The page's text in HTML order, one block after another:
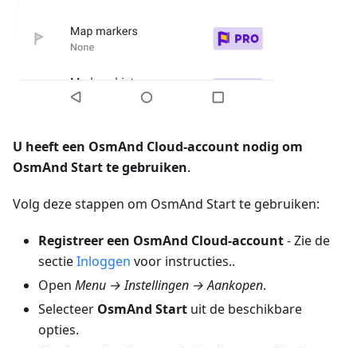
U heeft een OsmAnd Cloud-account nodig om
OsmAnd Start te gebruiken.
Volg deze stappen om OsmAnd Start te gebruiken:
Registreer een OsmAnd Cloud-account- Zie de
sectieInloggen voor instructies..
Open Menu → Instellingen → Aankopen.
Selecteer OsmAnd Start uit de beschikbare
opties.